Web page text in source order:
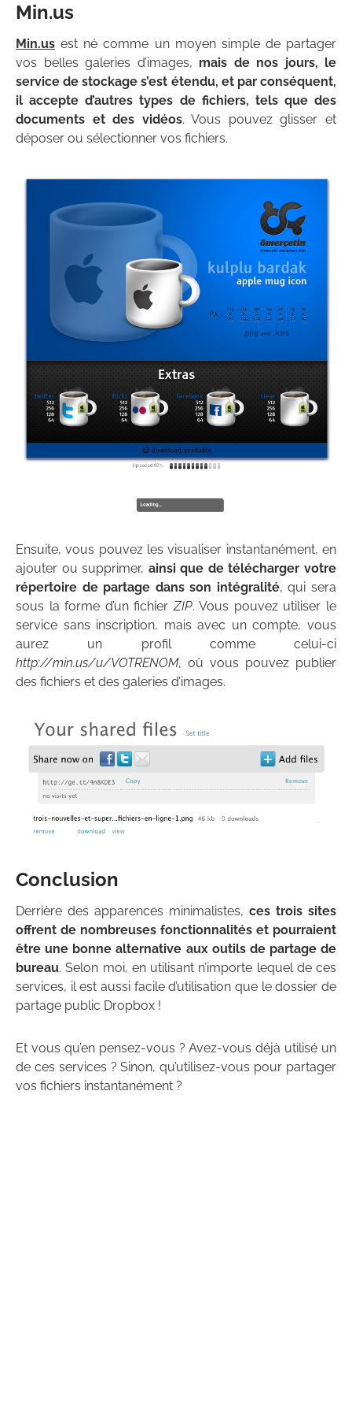
Min.us
Min.us est né comme un moyen simple de partager
vos belles galeries d’images, mais de nos jours, le
service de stockage s’est étendu, et par conséquent,
il accepte d’autres types de fichiers, tels que des
documents et des vidéos. Vous pouvez glisser et
déposer ou sélectionner vos fichiers.
Ensuite, vous pouvez les visualiser instantanément, en
ajouter ou supprimer, ainsi que de télécharger votre
répertoire de partage dans son intégralité, qui sera
sous la forme d’un fichierZIP. Vous pouvez utiliser le
service sans inscription, mais avec un compte, vous
aurez un profil comme celui-ci
http://min.us/u/VOTRENOM, où vous pouvez publier
des fichiers et des galeries d’images.
Conclusion
Derrière des apparences minimalistes, ces trois sites
offrent de nombreuses fonctionnalités et pourraient
être une bonne alternative aux outils de partage de
bureau. Selon moi, en utilisant n’importe lequel de ces
services, il est aussi facile d’utilisation que le dossier de
partage public Dropbox !
Et vous qu’en pensez-vous ? Avez-vous déjà utilisé un
de ces services ? Sinon, qu’utilisez-vous pour partager
vos fichiers instantanément ?